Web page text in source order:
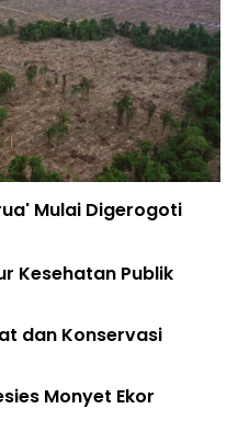
Mulai Digerogoti
Kesehatan Publik
dan Konservasi
Monyet Ekor